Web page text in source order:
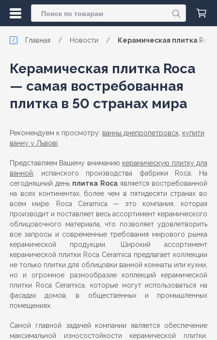
Главная / Новости / Керамическая плитка
Керамическая плитка Roca
— самая востребованная
плитка в 50 странах мира
Рекомендуем к просмотру: ванны днепропетровск купити
ванну у Львові
Представляем Вашему вниманию керамическую плитку для
ванной , испанского производства фабрики Roca. На
сегодняшний день плитка Rocaявляется востребованной
на всех континентах, более чем в пятидесяти странах во
всем мире. Roca Ceramica — это компания, которая
производит и поставляет весь ассортимент керамического
облицовочного материала, что позволяет удовлетворить
все запросы и современные требования мирового рынка
керамической продукции. Широкий ассортимент
керамической плитки Roca Ceramica предлагает коллекции
не только плитки для облицовки ванной комнаты или кухни,
но и огромное разнообразие коллекций керамической
плитки Roca Ceramica, которые могут использоваться на
фасадах домов, в общественных и промышленных
помещениях.
Самой главной задачей компании является обеспечение
максимальной износостойкости керамической плитки.